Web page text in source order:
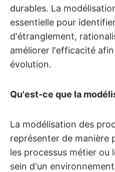
durables. La
essentielle pour
d'étranglement,
améliorer l'efficacité
évolution.
Qu'est-ce que la
La modélisation des
représenter de manière
les processus métier ou
sein d'un